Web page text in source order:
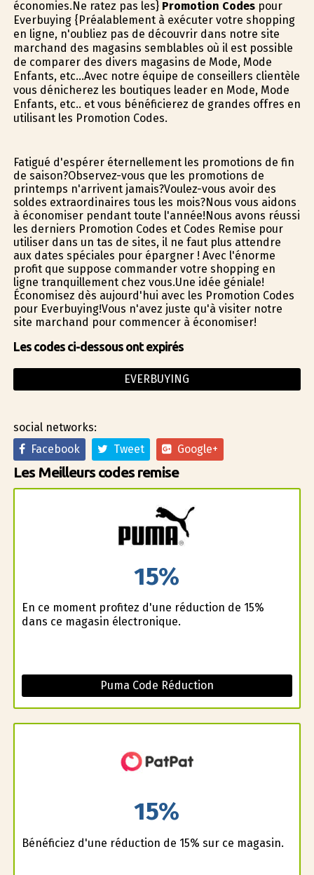
économies.Ne ratez pas les} Promotion Codespour
Everbuying {Préalablement à exécuter votre shopping
en ligne, n'oubliez pas de découvrir dans notre site
marchand des magasins semblables où il est possible
de comparer des divers magasins de Mode, Mode
Enfants, etc...Avec notre équipe de conseillers clientèle
vous dénicherez les boutiques leader en Mode, Mode
Enfants, etc.. et vous bénéficierez de grandes offres en
utilisant les Promotion Codes.
Fatigué d'espérer éternellement les promotions de fin
de saison?Observez-vous que les promotions de
printemps n'arrivent jamais?Voulez-vous avoir des
soldes extraordinaires tous les mois?Nous vous aidons
à économiser pendant toute l'année!Nous avons réussi
les derniers Promotion Codes et Codes Remise pour
utiliser dans un tas de sites, il ne faut plus attendre
aux dates spéciales pour épargner ! Avec l'énorme
profit que suppose commander votre shopping en
ligne tranquillement chez vous.Une idée géniale!
Économisez dès aujourd'hui avec les Promotion Codes
pour Everbuying!Vous n'avez juste qu'à visiter notre
site marchand pour commencer à économiser!
Les codes ci-dessous ont expirés
EVERBUYING
social networks:
Facebook
Tweet Google+
Les Meilleurs codes remise
15%
En ce moment profitez d'une réduction de 15%
dans ce magasin électronique.
Puma Code Réduction
15%
Bénéficiez d'une réduction de 15% sur ce magasin.